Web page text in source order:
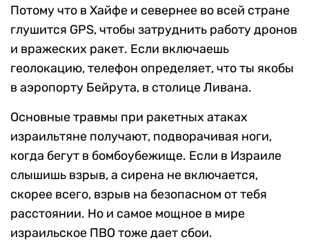
Потому что в Хайфе и севернее во всей стране
глушится GPS, чтобы затруднить работу дронов
и вражеских ракет. Если включаешь
геолокацию, телефон определяет, что ты якобы
в аэропорту Бейрута, в столице Ливана.
Основные травмы при ракетных атаках
израильтяне получают, подворачивая ноги,
когда бегут в бомбоубежище. Если в Израиле
слышишь взрыв, а сирена не включается,
скорее всего, взрыв на безопасном от тебя
расстоянии. Но и самое мощное в мире
израильское ПВО тоже дает сбои.